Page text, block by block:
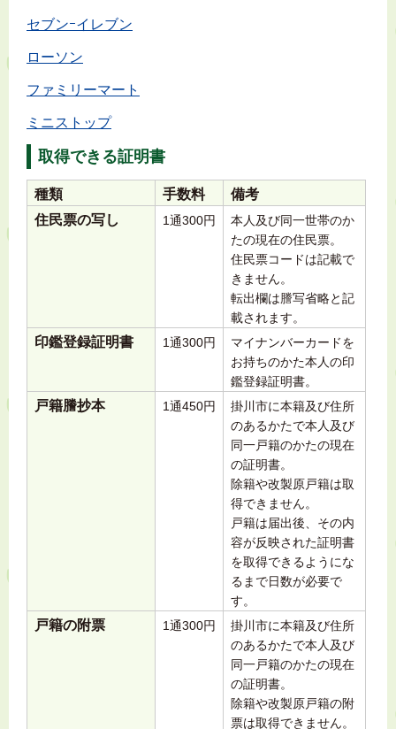
セブンｰイレブン
ローソン
ファミリーマート
ミニストップ
取得できる証明書
種類 手数料
備考
住民票の写し
1通300円
本人及び同一世帯のか
たの現在の住民票。
住民票コードは記載で
きません。
転出欄は謄写省略と記
載されます。
印鑑登録証明書 1通300円
マイナンバーカードを
お持ちのかた本人の印
鑑登録証明書。
戸籍謄抄本 1通450円
掛川市に本籍及び住所
のあるかたで本人及び
同一戸籍のかたの現在
の証明書。
除籍や改製原戸籍は取
得できません。
戸籍は届出後、その内
容が反映された証明書
を取得できるようにな
るまで日数が必要で
す。
戸籍の附票 1通300円
掛川市に本籍及び住所
のあるかたで本人及び
同一戸籍のかたの現在
の証明書。
除籍や改製原戸籍の附
票は取得できません。